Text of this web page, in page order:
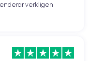
verkligen